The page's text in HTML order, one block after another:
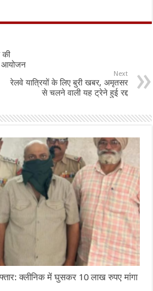
ar
की
आयोजन
Next
रेलवे यात्रियों के लिए बुरी खबर, अमृतसर
से चलने वाली यह ट्रेने हुई रद्द
क्लीनिक में घुसकर 10 लाख रुपए मांगा